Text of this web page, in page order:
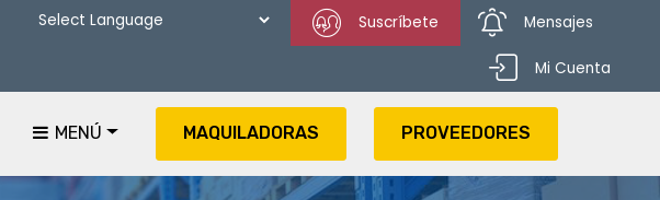
Suscríbete Mensajes
Mi Cuenta
MENÚ MAQUILADORAS PROVEEDORES